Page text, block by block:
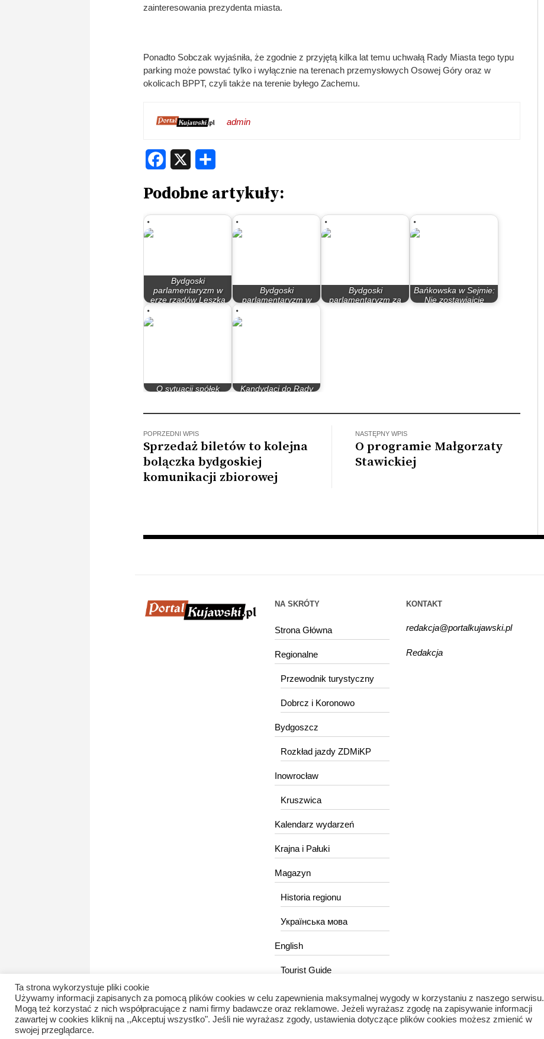
zainteresowania prezydenta miasta.
Ponadto Sobczak wyjaśniła, że zgodnie z przyjętą kilka lat temu uchwałą Rady Miasta tego typu
parking może powstać tylko i wyłącznie na terenach przemysłowych Osowej Góry oraz w
okolicach BPPT, czyli także na terenie byłego Zachemu.
admin
Facebook
Podobne artykuły:
Bydgoski
parlamentaryzm w
erze rządów Leszka
Bydgoski
parlamentaryzm w
Bydgoski
parlamentaryzm za
Bańkowska w Sejmie:
Nie zostawiajcie
O sytuacji spółek
Kandydaci do Rady
POPRZEDNI WPIS
Sprzedaż biletów to kolejna
bolączka bydgoskiej
komunikacji zbiorowej
NASTĘPNY WPIS
O programie Małgorzaty
Stawickiej
NA SKRÓTY
Strona Główna
Regionalne
Przewodnik turystyczny
Dobrcz i Koronowo
Bydgoszcz
Rozkład jazdy ZDMiKP
Inowrocław
Kruszwica
Kalendarz wydarzeń
Krajna i Pałuki
Magazyn
Historia regionu
Українська мова
English
Tourist Guide
KONTAKT
redakcja@portalkujawski.pl
Redakcja
Ta strona wykorzystuje pliki cookie
Używamy informacji zapisanych za pomocą plików cookies w celu zapewnienia maksymalnej wygody w korzystaniu z naszego serwisu.
Mogą też korzystać z nich współpracujące z nami firmy badawcze oraz reklamowe. Jeżeli wyrażasz zgodę na zapisywanie informacji
zawartej w cookies kliknij na ,,Akceptuj wszystko". Jeśli nie wyrażasz zgody, ustawienia dotyczące plików cookies możesz zmienić w
swojej przeglądarce.